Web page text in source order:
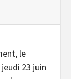
le
23 juin